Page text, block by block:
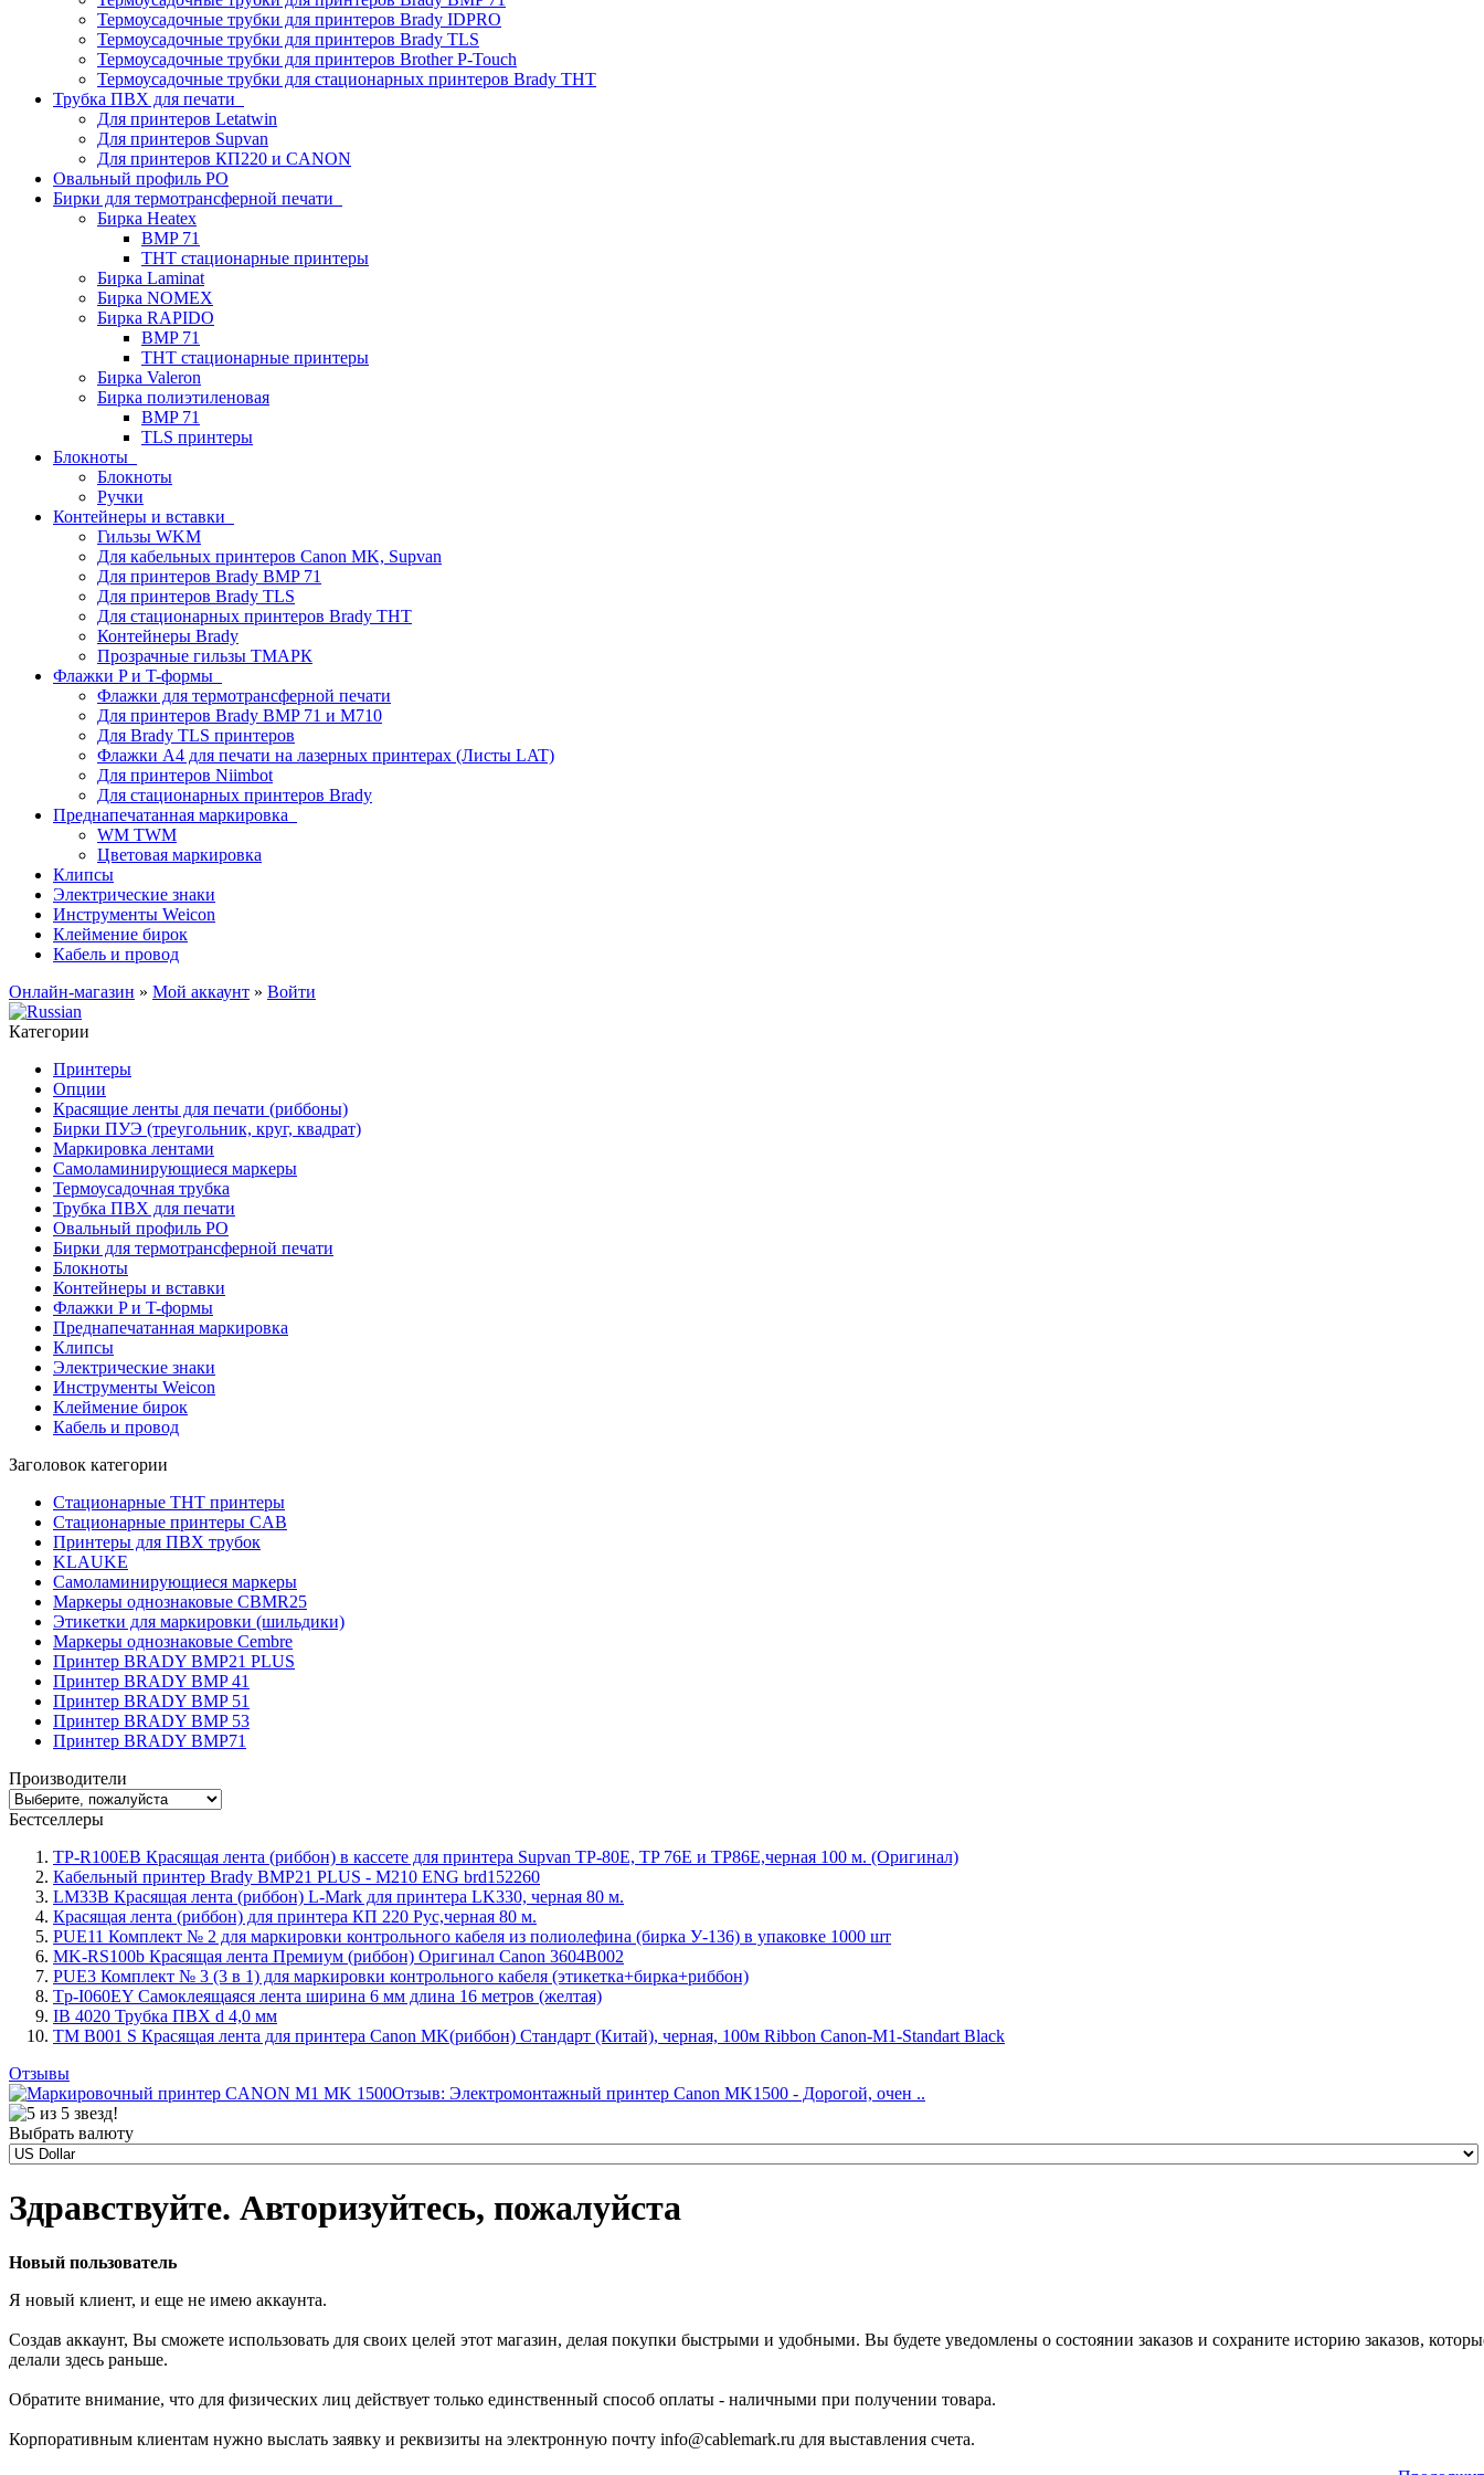
Термоусадочные трубки для принтеров Brady IDPRO
Термоусадочные трубки для принтеров Brady TLS
Термоусадочные трубки для принтеров Brother P-Touch
Термоусадочные трубки для стационарных принтеров Brady THT
Трубка ПВХ для печати
Для принтеров Letatwin
Для принтеров Supvan
Для принтеров КП220 и CANON
Овальный профиль PO
Бирки для термотрансферной печати
Бирка Heatex
BMP 71
THT стационарные принтеры
Бирка Laminat
Бирка NOMEX
Бирка RAPIDO
BMP 71
THT стационарные принтеры
Бирка Valeron
Бирка полиэтиленовая
BMP 71
TLS принтеры
Блокноты
Блокноты
Ручки
Контейнеры и вставки
Гильзы WKM
Для кабельных принтеров Canon MK, Supvan
Для принтеров Brady BMP 71
Для принтеров Brady TLS
Для стационарных принтеров Brady THT
Контейнеры Brady
Прозрачные гильзы ТМАРК
Флажки P и T-формы
Флажки для термотрансферной печати
Для принтеров Brady BMP 71 и M710
Для Brady TLS принтеров
Флажки A4 для печати на лазерных принтерах (Листы LAT)
Для принтеров Niimbot
Для стационарных принтеров Brady
Преднапечатанная маркировка
WM TWM
Цветовая маркировка
Клипсы
Электрические знаки
Инструменты Weicon
Клеймение бирок
Кабель и провод
Онлайн-магазин » Мой аккаунт » Войти
Категории
Принтеры
Опции
Красящие ленты для печати (риббоны)
Бирки ПУЭ (треугольник, круг, квадрат)
Маркировка лентами
Самоламинирующиеся маркеры
Термоусадочная трубка
Трубка ПВХ для печати
Овальный профиль PO
Бирки для термотрансферной печати
Блокноты
Контейнеры и вставки
Флажки P и T-формы
Преднапечатанная маркировка
Клипсы
Электрические знаки
Инструменты Weicon
Клеймение бирок
Кабель и провод
Заголовок категории
Стационарные THT принтеры
Стационарные принтеры CAB
Принтеры для ПВХ трубок
KLAUKE
Самоламинирующиеся маркеры
Маркеры однознаковые CBMR25
Этикетки для маркировки (шильдики)
Маркеры однознаковые Cembre
Принтер BRADY BMP21 PLUS
Принтер BRADY BMP 41
Принтер BRADY BMP 51
Принтер BRADY BMP 53
Принтер BRADY BMP71
Производители
Бестселлеры
TP-R100EB Красящая лента (риббон) в кассете для принтера Supvan TP-80E, TP 76E и TP86E,черная 100 м. (Оригинал)
Кабельный принтер Brady BMP21 PLUS - M210 ENG brd152260
LM33B Красящая лента (риббон) L-Mark для принтера LK330, черная 80 м.
Красящая лента (риббон) для принтера КП 220 Рус,черная 80 м.
PUE11 Комплект № 2 для маркировки контрольного кабеля из полиолефина (бирка У-136) в упаковке 1000 шт
MK-RS100b Красящая лента Премиум (риббон) Оригинал Canon 3604B002
PUE3 Комплект № 3 (3 в 1) для маркировки контрольного кабеля (этикетка+бирка+риббон)
Tp-I060EY Самоклеящаяся лента ширина 6 мм длина 16 метров (желтая)
IB 4020 Трубка ПВХ d 4,0 мм
TM B001 S Красящая лента для принтера Canon MK(риббон) Стандарт (Китай), черная, 100м Ribbon Canon-M1-Standart Black
Отзывы
Отзыв: Электромонтажный принтер Canon MK1500 - Дорогой, очен ..
Выбрать валюту
Здравствуйте. Авторизуйтесь, пожалуйста
Новый пользователь
Я новый клиент, и еще не имею аккаунта.
Создав аккаунт, Вы сможете использовать для своих целей этот магазин, делая покупки быстрыми и удобными. Вы будете уведомлены о состоянии заказов и сохраните историю заказов,
делали здесь раньше.
Обратите внимание, что для физических лиц действует только единственный способ оплаты - наличными при получении товара.
Корпоративным клиентам нужно выслать заявку и реквизиты на электронную почту info@cablemark.ru для выставления счета.